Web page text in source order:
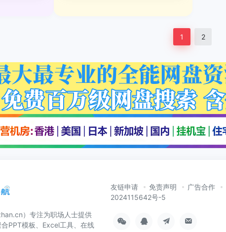
1 2
）专注为职场人士提供
PPT模板、Excel工具、在线
友链申请 免责声明 广告合作
2024115642号-5